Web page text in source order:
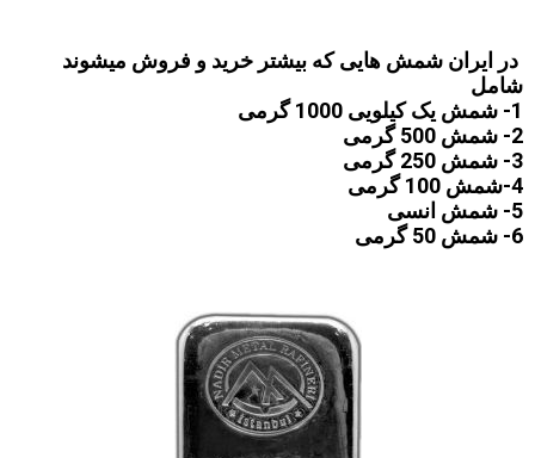
در ایران شمش هایی که بیشتر خرید و فروش میشوند
شامل
1- شمش یک کیلویی 1000 گرمی
2- شمش 500 گرمی
3- شمش 250 گرمی
4-شمش 100 گرمی
5- شمش انسی
6- شمش 50 گرمی